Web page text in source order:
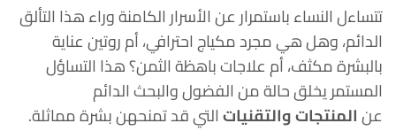
تتساءل النساء باستمرار عن الأسرار الكامنة وراء هذا التألق
الدائم، وهل هي مجرد مكياج احترافي، أم روتين عناية
بالبشرة مكثف، أم علاجات باهظة الثمن؟ هذا التساؤل
المستمر يخلق حالة من الفضول والبحث الدائم
عنالمنتجات والتقنياتالتي قد تمنحهن بشرة مماثلة.